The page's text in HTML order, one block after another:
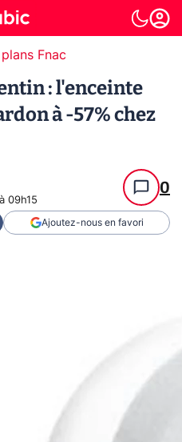
Fnac
: l'enceinte
à -57% chez
09h15
0
Ajoutez-nous en favori